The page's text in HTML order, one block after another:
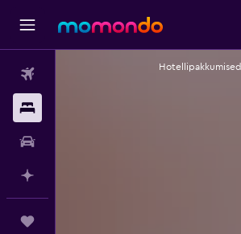
Hotellipakkumised